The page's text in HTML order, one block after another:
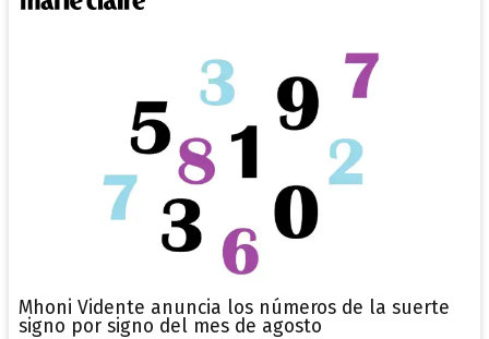
Mhoni Vidente anuncia los números de la suerte
signo por signo del mes de agosto